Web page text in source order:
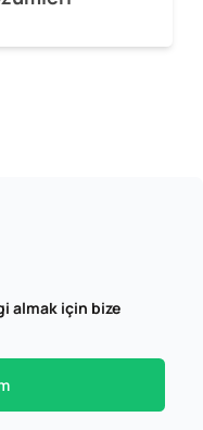
almak için bize